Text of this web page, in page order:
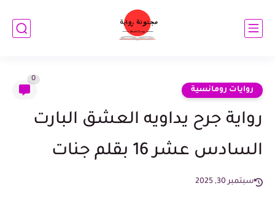
روايات رومانسية
0
رواية جرح يداويه العشق البارت
السادس عشر 16 بقلم جنات
سبتمبر 30, 2025